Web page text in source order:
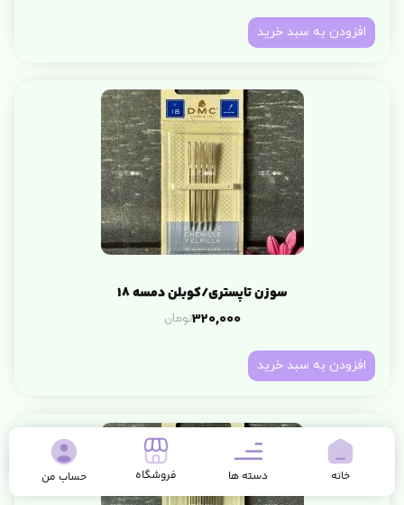
افزودن به سبد خرید
سوزن تاپستری/کوبلن دمسه 18
320,000تومان
افزودن به سبد خرید
خانه دسته ها فروشگاه حساب من